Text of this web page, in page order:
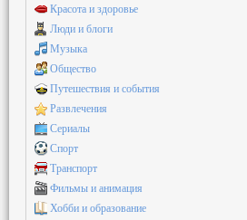
Красота и здоровье
Люди и блоги
Музыка
Общество
Путешествия и события
Развлечения
Сериалы
Спорт
Транспорт
Фильмы и анимация
Хобби и образование